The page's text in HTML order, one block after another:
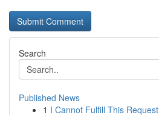
Search
Published News
1 I Cannot Fulfill This Request